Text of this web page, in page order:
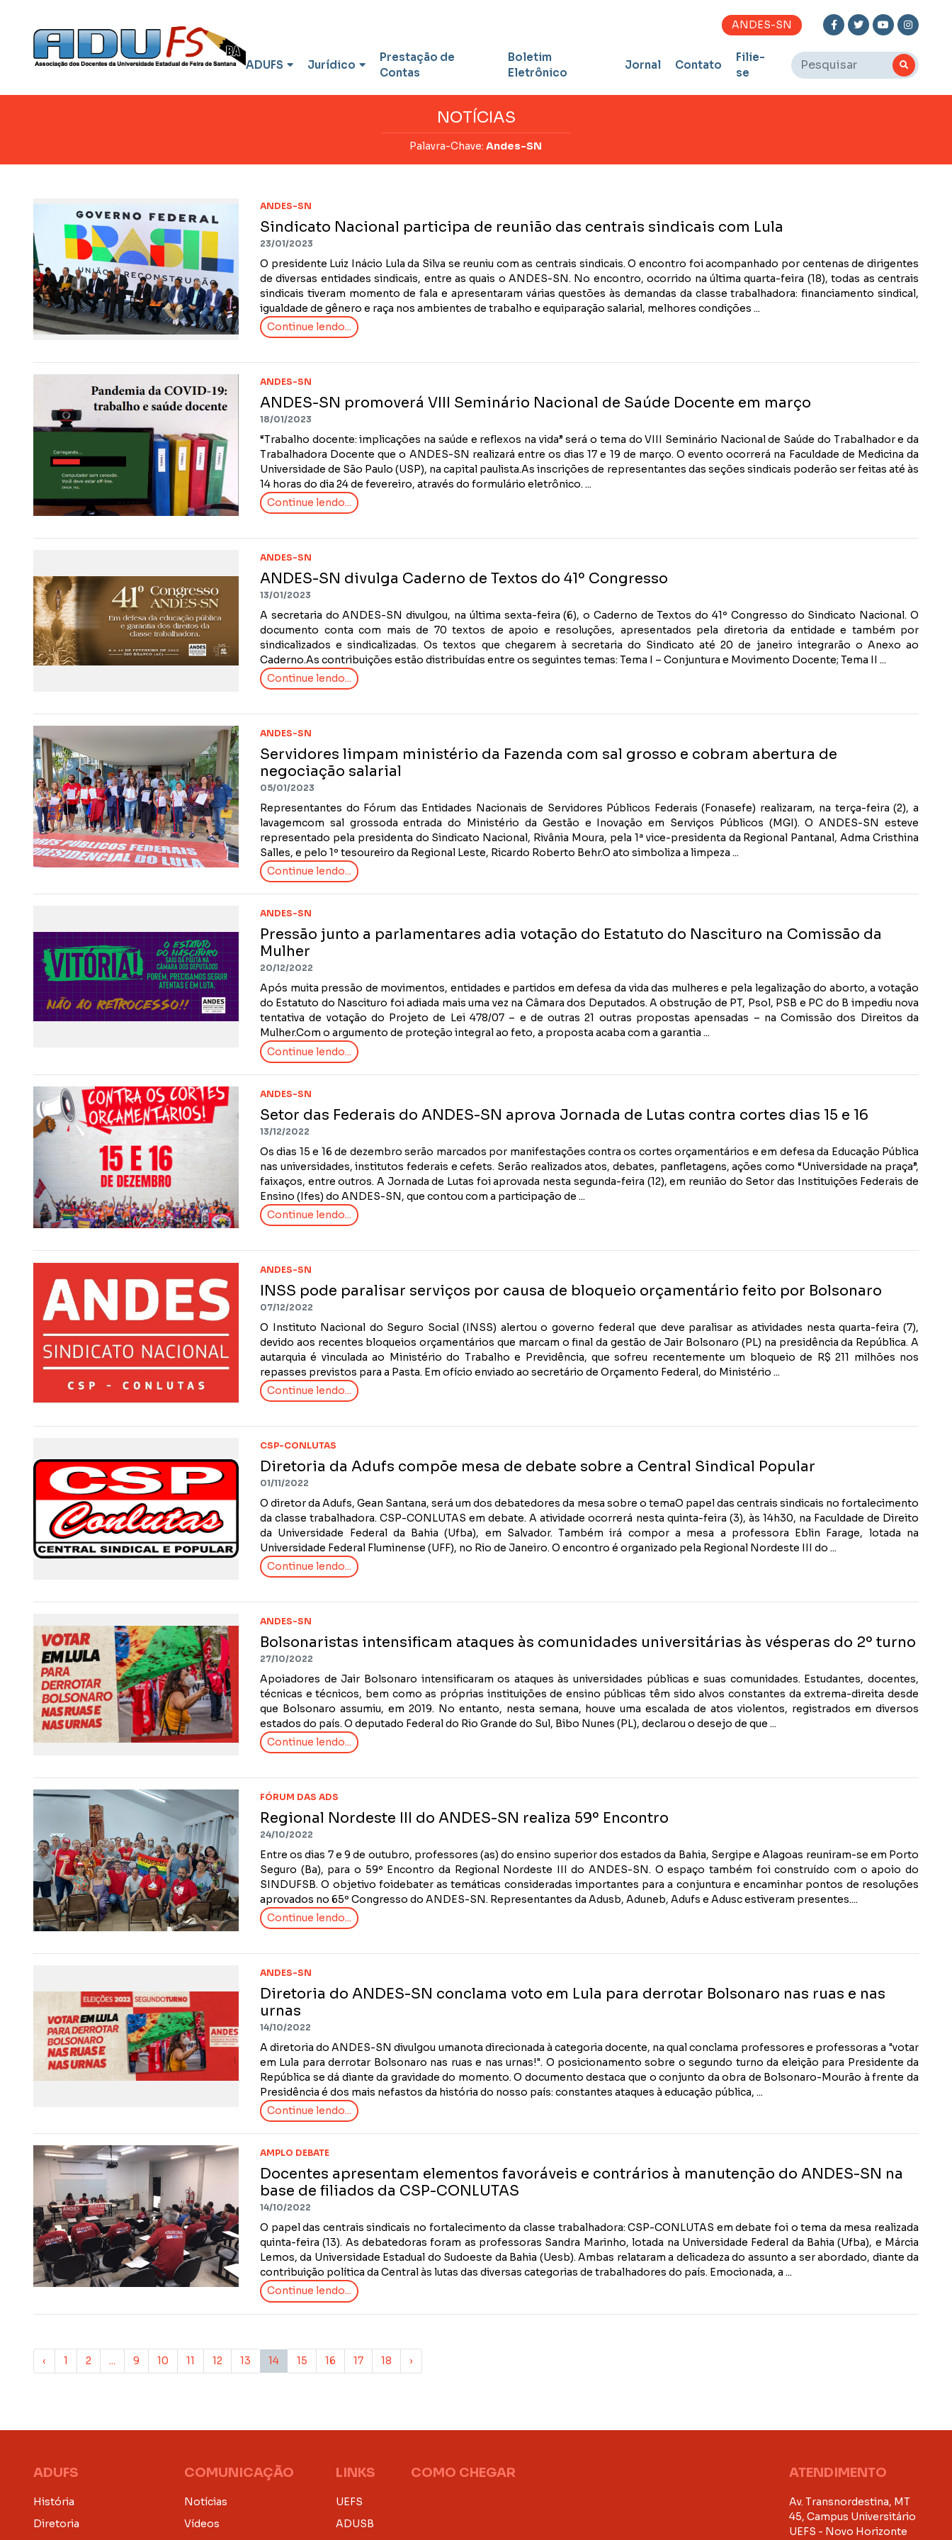
ANDES-SN
ADUFS Jurídico
Prestação de
Contas
Boletim
Eletrônico
Jornal Contato
Filie-
se
NOTÍCIAS
Palavra-Chave:Andes-SN
ANDES-SN
Sindicato Nacional participa de reunião das centrais sindicais com Lula
23/01/2023
O presidente Luiz Inácio Lula da Silva se reuniu com as centrais sindicais. O encontro foi acompanhado por centenas de dirigentes
de diversas entidades sindicais, entre as quais o ANDES-SN. No encontro, ocorrido na última quarta-feira (18), todas as centrais
sindicais tiveram momento de fala e apresentaram várias questões às demandas da classe trabalhadora: financiamento sindical,
igualdade de gênero e raça nos ambientes de trabalho e equiparação salarial, melhores condições ...
Continue lendo...
ANDES-SN
ANDES-SN promoverá VIII Seminário Nacional de Saúde Docente em março
18/01/2023
“Trabalho docente: implicações na saúde e reflexos na vida” será o tema do VIII Seminário Nacional de Saúde do Trabalhador e da
Trabalhadora Docente que o ANDES-SN realizará entre os dias 17 e 19 de março. O evento ocorrerá na Faculdade de Medicina da
Universidade de São Paulo (USP), na capital paulista.As inscrições de representantes das seções sindicais poderão ser feitas até às
14 horas do dia 24 de fevereiro, através do formulário eletrônico. ...
Continue lendo...
ANDES-SN
ANDES-SN divulga Caderno de Textos do 41º Congresso
13/01/2023
A secretaria do ANDES-SN divulgou, na última sexta-feira (6), o Caderno de Textos do 41º Congresso do Sindicato Nacional. O
documento conta com mais de 70 textos de apoio e resoluções, apresentados pela diretoria da entidade e também por
sindicalizados e sindicalizadas. Os textos que chegarem à secretaria do Sindicato até 20 de janeiro integrarão o Anexo ao
Caderno.As contribuições estão distribuídas entre os seguintes temas: Tema I – Conjuntura e Movimento Docente; Tema II ...
Continue lendo...
ANDES-SN
Servidores limpam ministério da Fazenda com sal grosso e cobram abertura de
negociação salarial
05/01/2023
Representantes do Fórum das Entidades Nacionais de Servidores Públicos Federais (Fonasefe) realizaram, na terça-feira (2), a
lavagemcom sal grossoda entrada do Ministério da Gestão e Inovação em Serviços Públicos (MGI). O ANDES-SN esteve
representado pela presidenta do Sindicato Nacional, Rivânia Moura, pela 1ª vice-presidenta da Regional Pantanal, Adma Cristhina
Salles, e pelo 1º tesoureiro da Regional Leste, Ricardo Roberto Behr.O ato simboliza a limpeza ...
Continue lendo...
ANDES-SN
Pressão junto a parlamentares adia votação do Estatuto do Nascituro na Comissão da
Mulher
20/12/2022
Após muita pressão de movimentos, entidades e partidos em defesa da vida das mulheres e pela legalização do aborto, a votação
do Estatuto do Nascituro foi adiada mais uma vez na Câmara dos Deputados. A obstrução de PT, Psol, PSB e PC do B impediu nova
tentativa de votação do Projeto de Lei 478/07 – e de outras 21 outras propostas apensadas – na Comissão dos Direitos da
Mulher.Com o argumento de proteção integral ao feto, a proposta acaba com a garantia ...
Continue lendo...
ANDES-SN
Setor das Federais do ANDES-SN aprova Jornada de Lutas contra cortes dias 15 e 16
13/12/2022
Os dias 15 e 16 de dezembro serão marcados por manifestações contra os cortes orçamentários e em defesa da Educação Pública
nas universidades, institutos federais e cefets. Serão realizados atos, debates, panfletagens, ações como “Universidade na praça”,
faixaços, entre outros. A Jornada de Lutas foi aprovada nesta segunda-feira (12), em reunião do Setor das Instituições Federais de
Ensino (Ifes) do ANDES-SN, que contou com a participação de ...
Continue lendo...
ANDES-SN
INSS pode paralisar serviços por causa de bloqueio orçamentário feito por Bolsonaro
07/12/2022
O Instituto Nacional do Seguro Social (INSS) alertou o governo federal que deve paralisar as atividades nesta quarta-feira (7),
devido aos recentes bloqueios orçamentários que marcam o final da gestão de Jair Bolsonaro (PL) na presidência da República. A
autarquia é vinculada ao Ministério do Trabalho e Previdência, que sofreu recentemente um bloqueio de R$ 211 milhões nos
repasses previstos para a Pasta. Em ofício enviado ao secretário de Orçamento Federal, do Ministério ...
Continue lendo...
CSP-CONLUTAS
Diretoria da Adufs compõe mesa de debate sobre a Central Sindical Popular
01/11/2022
O diretor da Adufs, Gean Santana, será um dos debatedores da mesa sobre o temaO papel das centrais sindicais no fortalecimento
da classe trabalhadora. CSP-CONLUTAS em debate. A atividade ocorrerá nesta quinta-feira (3), às 14h30, na Faculdade de Direito
da Universidade Federal da Bahia (Ufba), em Salvador. Também irá compor a mesa a professora Eblin Farage, lotada na
Universidade Federal Fluminense (UFF), no Rio de Janeiro. O encontro é organizado pela Regional Nordeste III do ...
Continue lendo...
ANDES-SN
Bolsonaristas intensificam ataques às comunidades universitárias às vésperas do 2º turno
27/10/2022
Apoiadores de Jair Bolsonaro intensificaram os ataques às universidades públicas e suas comunidades. Estudantes, docentes,
técnicas e técnicos, bem como as próprias instituições de ensino públicas têm sido alvos constantes da extrema-direita desde
que Bolsonaro assumiu, em 2019. No entanto, nesta semana, houve uma escalada de atos violentos, registrados em diversos
estados do país. O deputado Federal do Rio Grande do Sul, Bibo Nunes (PL), declarou o desejo de que ...
Continue lendo...
FÓRUM DAS ADS
Regional Nordeste III do ANDES-SN realiza 59º Encontro
24/10/2022
Entre os dias 7 e 9 de outubro, professores (as) do ensino superior dos estados da Bahia, Sergipe e Alagoas reuniram-se em Porto
Seguro (Ba), para o 59º Encontro da Regional Nordeste III do ANDES-SN. O espaço também foi construído com o apoio do
SINDUFSB. O objetivo foidebater as temáticas consideradas importantes para a conjuntura e encaminhar pontos de resoluções
aprovados no 65º Congresso do ANDES-SN. Representantes da Adusb, Aduneb, Adufs e Adusc estiveram presentes....
Continue lendo...
ANDES-SN
Diretoria do ANDES-SN conclama voto em Lula para derrotar Bolsonaro nas ruas e nas
urnas
14/10/2022
A diretoria do ANDES-SN divulgou umanota direcionada à categoria docente, na qual conclama professores e professoras a "votar
em Lula para derrotar Bolsonaro nas ruas e nas urnas!". O posicionamento sobre o segundo turno da eleição para Presidente da
República se dá diante da gravidade do momento. O documento destaca que o conjunto da obra de Bolsonaro-Mourão à frente da
Presidência é dos mais nefastos da história do nosso país: constantes ataques à educação pública, ...
Continue lendo...
AMPLO DEBATE
Docentes apresentam elementos favoráveis e contrários à manutenção do ANDES-SN na
base de filiados da CSP-CONLUTAS
14/10/2022
O papel das centrais sindicais no fortalecimento da classe trabalhadora: CSP-CONLUTAS em debate foi o tema da mesa realizada
quinta-feira (13). As debatedoras foram as professoras Sandra Marinho, lotada na Universidade Federal da Bahia (Ufba), e Márcia
Lemos, da Universidade Estadual do Sudoeste da Bahia (Uesb). Ambas relataram a delicadeza do assunto a ser abordado, diante da
contribuição política da Central às lutas das diversas categorias de trabalhadores do país. Emocionada, a ...
Continue lendo...
‹ 1 2 ... 9 10 11 12 13 14 15 16 17 18 ›
ADUFS
História
Diretoria
COMUNICAÇÃO
Notícias
Vídeos
LINKS
UEFS
ADUSB
COMO CHEGAR ATENDIMENTO
Av. Transnordestina, MT
45, Campus Universitário
UEFS - Novo Horizonte